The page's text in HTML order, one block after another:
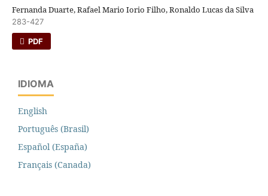
Fernanda Duarte, Rafael Mario Iorio Filho, Ronaldo Lucas da Silva
283-427
PDF
IDIOMA
English
Português (Brasil)
Español (España)
Français (Canada)